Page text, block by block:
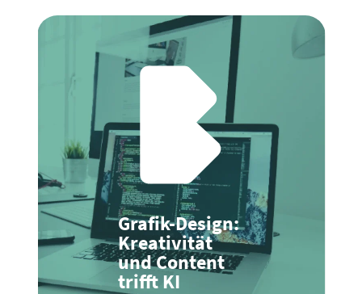
Grafik-Design:
Kreativität
und Content
trifft KI